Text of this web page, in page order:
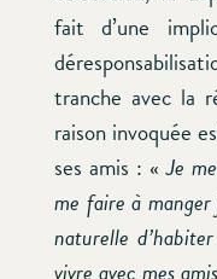
fait d’une
tranche avec la
raison invoquée
ses amis : «Je
me faire à
naturelle